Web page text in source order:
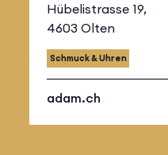
Hübelistrasse 19,
4603 Olten
Schmuck & Uhren
adam.ch